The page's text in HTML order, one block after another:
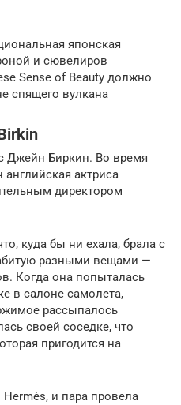
японская
и сювелиров
Sense of Beauty должно
спящего вулкана
Джейн Биркин. Во время
актриса
директором
куда бы ни ехала, брала с
разными вещами —
Когда она попыталась
в салоне самолета,
рассыпалось
своей соседке, что
пригодится на
и пара провела